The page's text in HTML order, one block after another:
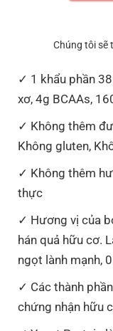
Chúng tôi sẽ
1 khẩu phần
xơ, 4g BCAAs,
Không thêm
Không gluten,
Không thêm
thực
Hương vị của
hán quả hữu cơ.
ngọt lành mạnh,
Các thành
chứng nhận hữu